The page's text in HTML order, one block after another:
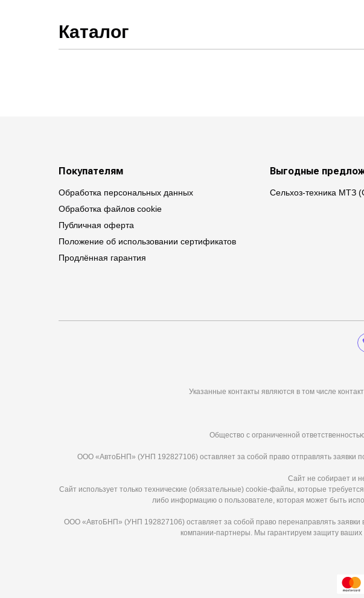
Каталог
Покупателям
Обработка персональных данных
Обработка файлов cookie
Публичная оферта
Положение об использовании сертификатов
Продлённая гарантия
Выгодные
Сельхоз-техника МТЗ
Указанные контакты являются в том числе
Общество с ограниченной
ООО «АвтоБНП» (УНП 192827106) оставляет за собой право отправлять заявки
Сайт не собирает и
Сайт использует только технические (обязательные) cookie-файлы, которые
либо информацию о пользователе, которая может быть
ООО «АвтоБНП» (УНП 192827106) оставляет за собой право перенаправлять заявки
компании-партнеры. Мы гарантируем защиту